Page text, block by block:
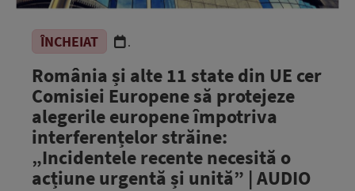
ÎNCHEIAT .
România și alte 11 state din UE cer
Comisiei Europene să protejeze
alegerile europene împotriva
interferențelor străine:
„Incidentele recente necesită o
acțiune urgentă și unită” | AUDIO